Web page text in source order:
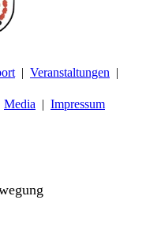
Veranstaltungen
Media Impressum